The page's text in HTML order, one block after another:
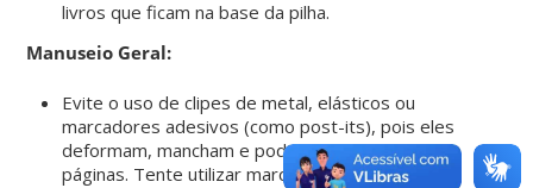
livros que ficam na base da pilha.
Manuseio Geral:
Evite o uso de clipes de metal, elásticos ou
marcadores adesivos (como post-its), pois eles
deformam, mancham e podem rasgar as
páginas. Tente utilizar marcadores de papel de